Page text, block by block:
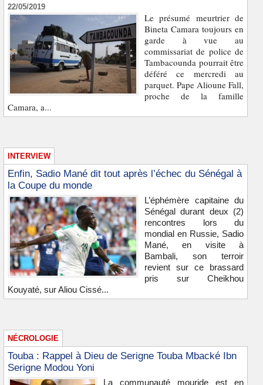
22/05/2019
Le présumé meurtrier de
Bineta Camara toujours en
garde à vue au
commissariat de police de
Tambacounda pourrait être
déféré ce mercredi au
parquet. Pape Alioune Fall,
proche de la famille
Camara, a...
INTERVIEW
Enfin, Sadio Mané dit tout après l’échec du Sénégal à
la Coupe du monde
L’éphémère capitaine du
Sénégal durant deux (2)
rencontres lors du
mondial en Russie, Sadio
Mané, en visite à
Bambali, son terroir
revient sur ce brassard
pris sur Cheikhou
Kouyaté, sur Aliou Cissé...
NÉCROLOGIE
Touba : Rappel à Dieu de Serigne Touba Mbacké Ibn
Serigne Modou Yoni
La communauté mouride est en